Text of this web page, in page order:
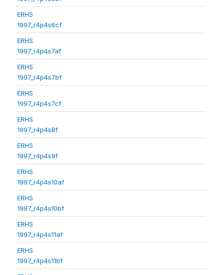
ERHS
1997_r4p4s6cf
ERHS
1997_r4p4s7af
ERHS
1997_r4p4s7bf
ERHS
1997_r4p4s7cf
ERHS
1997_r4p4s8f
ERHS
1997_r4p4s9f
ERHS
1997_r4p4s10af
ERHS
1997_r4p4s10bf
ERHS
1997_r4p4s11af
ERHS
1997_r4p4s11bf